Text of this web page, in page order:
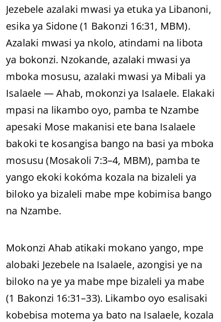
Jezebele azalaki mwasi ya etuka ya Libanoni,
esika ya Sidone (1 Bakonzi 16:31, MBM).
Azalaki mwasi ya nkolo, atindami na libota
ya bokonzi. Nzokande, azalaki mwasi ya
mboka mosusu, azalaki mwasi ya Mibali ya
Isalaele — Ahab, mokonzi ya Isalaele. Elakaki
mpasi na likambo oyo, pamba te Nzambe
apesaki Mose makanisi ete bana Isalaele
bakoki te kosangisa bango na basi ya mboka
mosusu (Mosakoli 7:3–4, MBM), pamba te
yango ekoki kokóma kozala na bizaleli ya
biloko ya bizaleli mabe mpe kobimisa bango
na Nzambe.
Mokonzi Ahab atikaki mokano yango, mpe
alobaki Jezebele na Isalaele, azongisi ye na
biloko na ye ya mabe mpe bizaleli ya mabe
(1 Bakonzi 16:31–33). Likambo oyo esalisaki
kobebisa motema ya bato na Isalaele, kozala